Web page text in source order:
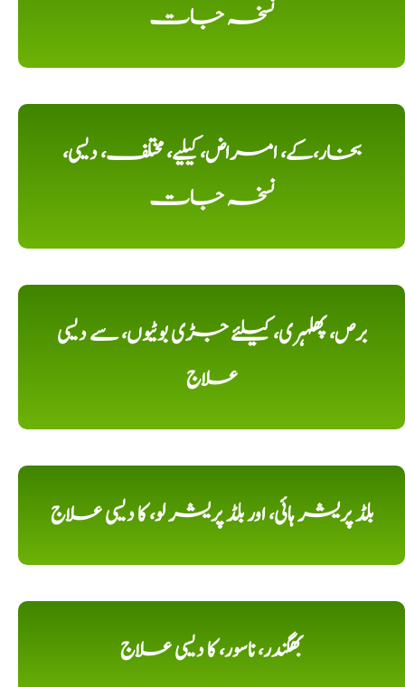
نسخہ جات
بخار،کے، امراض، کیلیے، مختلف، دیسی،
نسخہ جات
برص، پھلہری، کیلئے جڑی بوٹیوں، سے دیسی
علاج
بلڈ پریشر ہائی، اور بلڈ پریشر لو، کا دیسی علاج
بھگندر، ناسور، کا دیسی علاج